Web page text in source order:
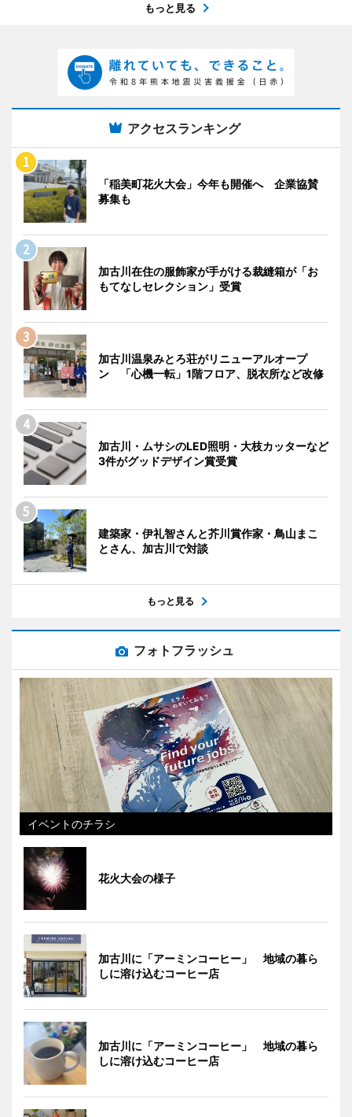
もっと見る
アクセスランキング
「稲美町花火大会」今年も開催へ 企業協賛
募集も
加古川在住の服飾家が手がける裁縫箱が「お
もてなしセレクション」受賞
加古川温泉みとろ荘がリニューアルオープ
ン 「心機一転」1階フロア、脱衣所など改修
加古川・ムサシのLED照明・大枝カッターなど
3件がグッドデザイン賞受賞
建築家・伊礼智さんと芥川賞作家・鳥山まこ
とさん、加古川で対談
もっと見る
フォトフラッシュ
イベントのチラシ
花火大会の様子
加古川に「アーミンコーヒー」 地域の暮ら
しに溶け込むコーヒー店
加古川に「アーミンコーヒー」 地域の暮ら
しに溶け込むコーヒー店